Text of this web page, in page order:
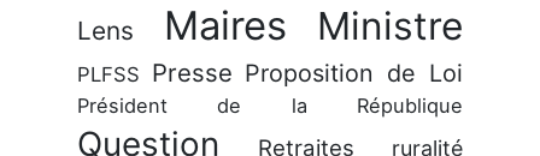
Lens Maires Ministre
PLFSS Presse Proposition de Loi
Président de la République
Question Retraites ruralité